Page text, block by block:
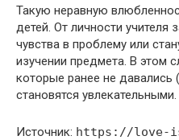
Такую неравную
детей. От личности учителя
чувства в проблему или
изучении предмета. В этом
которые ранее не давались
становятся увлекательными.
Источник: https://love-